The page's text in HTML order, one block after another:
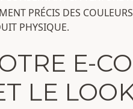
PRÉCIS DES
PHYSIQUE.
E-
LE